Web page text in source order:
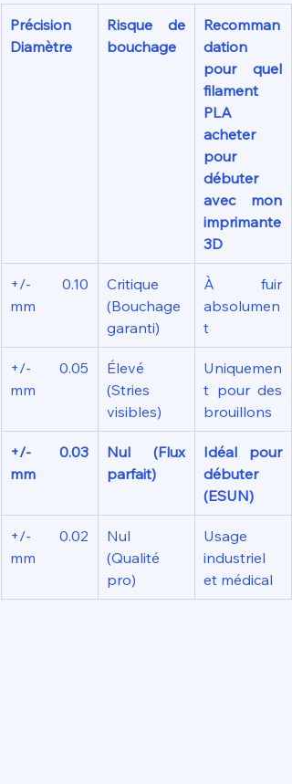
Précision
Diamètre
Risque de
bouchage
Recomman
dation
pour quel
filament
PLA
acheter
pour
débuter
avec mon
imprimante
3D
+/- 0.10
mm
Critique
(Bouchage
garanti)
À fuir
absolumen
t
+/- 0.05
mm
Élevé
(Stries
visibles)
Uniquemen
t pour des
brouillons
+/- 0.03
mm
Nul (Flux
parfait)
Idéal pour
débuter
(ESUN)
+/- 0.02
mm
Nul
(Qualité
pro)
Usage
industriel
et médical